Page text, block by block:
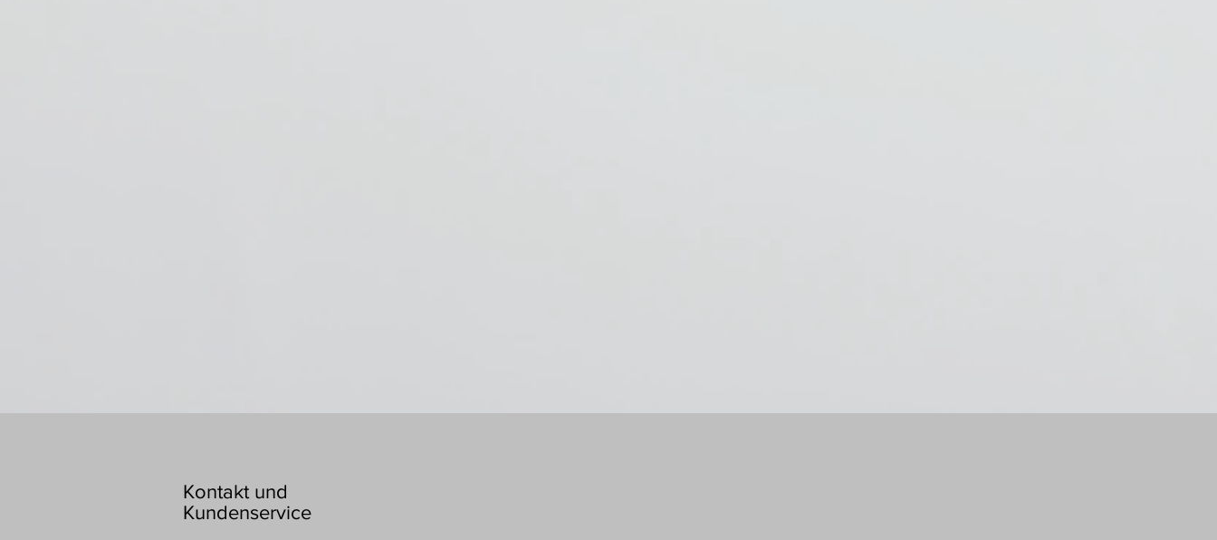
Kontakt und
Kundenservice